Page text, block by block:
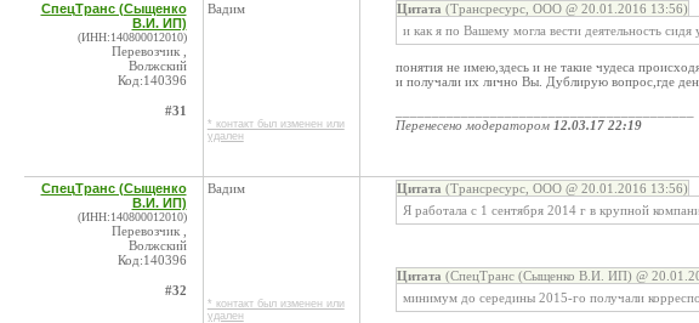
СпецТранс (Сыщенко
В.И. ИП)
(ИНН:140800012010)
Перевозчик ,
Волжский
Код:140396
#31
Вадим
* контакт был изменен или
удален
Цитата (Трансресурс, ООО @ 20.01.2016 13:56)
и как я по Вашему могла вести деятельность сидя
понятия не имею,здесь и не такие чудеса
и получали их лично Вы. Дублирую вопрос,где
Перенесено модератором 12.03.17 22:19
СпецТранс (Сыщенко
В.И. ИП)
(ИНН:140800012010)
Перевозчик ,
Волжский
Код:140396
#32
Вадим
* контакт был изменен или
удален
Цитата (Трансресурс, ООО @ 20.01.2016 13:56)
Я работала с 1 сентября 2014 г в крупной
Цитата (СпецТранс (Сыщенко В.И. ИП) @
минимум до середины 2015-го получали